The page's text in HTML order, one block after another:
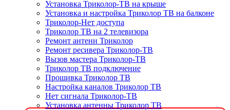
Установка Триколор-ТВ на крыше
Установка и настройка Триколор ТВ на балконе
Триколор-Нет доступа
Триколор ТВ на 2 телевизора
Ремонт антенн Триколор
Ремонт ресивера Триколор-ТВ
Вызов мастера Триколор-ТВ
Триколор ТВ подключение
Прошивка Триколор ТВ
Настройка каналов Триколор ТВ
Нет сигнала Триколор-ТВ
Установка антенны Триколор ТВ